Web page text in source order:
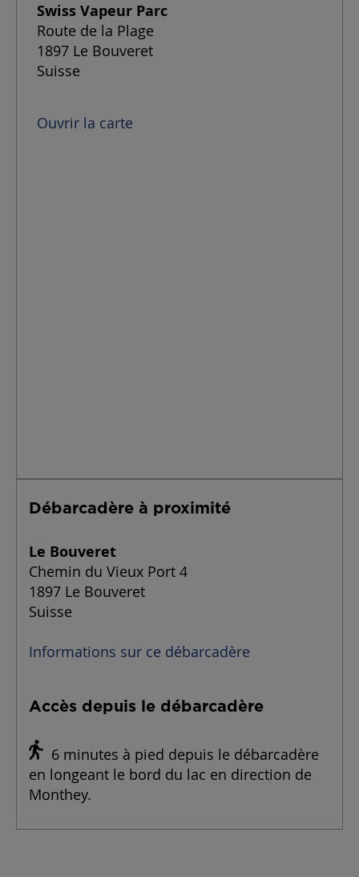
Swiss Vapeur Parc
Route de la Plage
1897 Le Bouveret
Suisse
Ouvrir la carte
Débarcadère à proximité
Le Bouveret
Chemin du Vieux Port 4
1897 Le Bouveret
Suisse
Informations sur ce débarcadère
Accès depuis le débarcadère
6 minutes à pied depuis le débarcadère
en longeant le bord du lac en direction de
Monthey.